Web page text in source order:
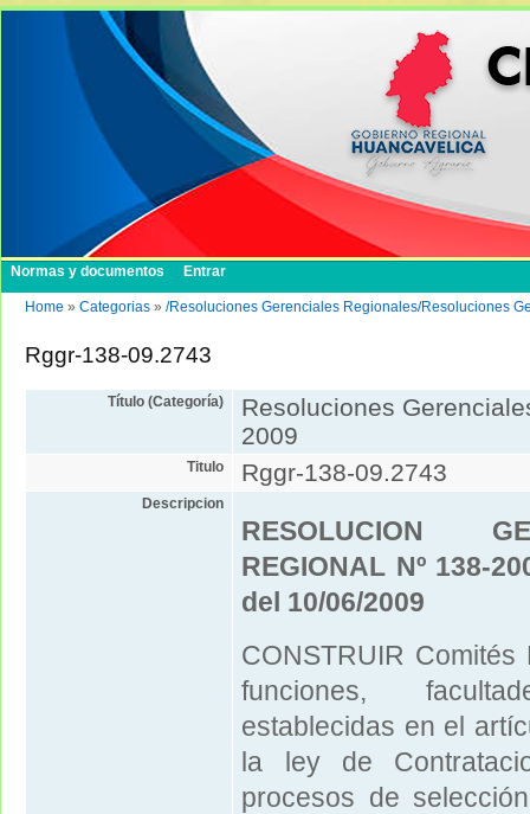
Normas y documentos Entrar
Home » Categorias » /Resoluciones Gerenciales Regionales/Resoluciones
Rggr-138-09.2743
Título (Categoría)
Resoluciones
2009
Titulo Rggr-138-09.2743
Descripcion
RESOLUCION
REGIONAL Nº 138-
del 10/06/2009
CONSTRUIR
funciones,
establecidas en el
la ley de
procesos de